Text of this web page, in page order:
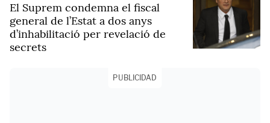
El Suprem condemna el fiscal
general de l’Estat a dos anys
d’inhabilitació per revelació de
secrets
PUBLICIDAD